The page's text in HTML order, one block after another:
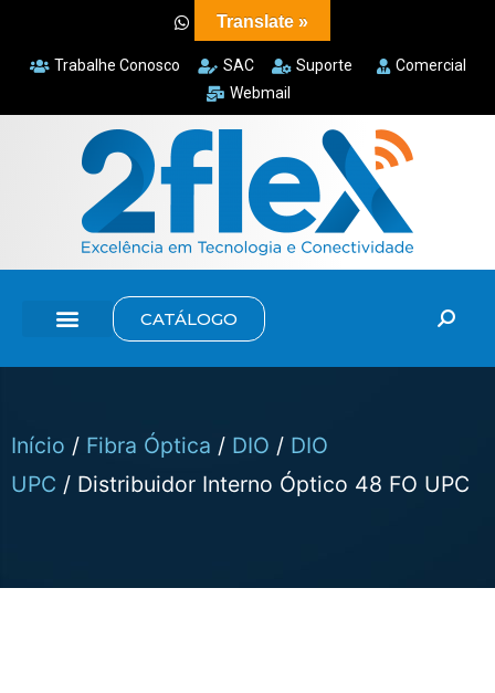
Trabalhe Conosco SAC Suporte
Comercial
Webmail
CATÁLOGO
Início / Fibra Óptica / DIO / DIO
UPC / Distribuidor Interno Óptico 48 FO UPC
Translate »